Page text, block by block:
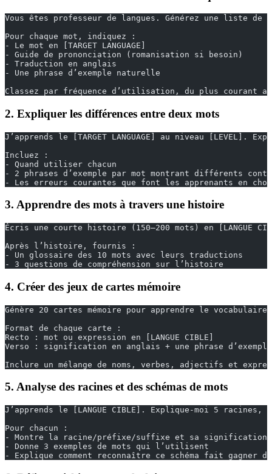
Vous êtes professeur de langues. Générez une liste de
Pour chaque mot, indiquez :
- Le mot en [TARGET LANGUAGE]
- Guide de prononciation (romanisation si besoin)
- Traduction en anglais
- Une phrase d’exemple naturelle
Classez par fréquence d’utilisation, du plus courant
2. Expliquer les différences entre deux mots
J’apprends le [TARGET LANGUAGE] au niveau [LEVEL].
Incluez :
- Quand utiliser chacun
- 2 phrases d’exemple par mot montrant différents
- Les erreurs courantes que font les apprenants en
3. Apprendre des mots à travers une histoire
Écris une courte histoire (150–200 mots) en [LANGUE
Après l’histoire, fournis :
- Un glossaire des 10 mots avec leurs traductions
- 3 questions de compréhension sur l’histoire
4. Créer des jeux de cartes mémoire
Génère 20 cartes mémoire pour apprendre le
Format de chaque carte :
Recto : mot ou expression en [LANGUE CIBLE]
Verso : signification en anglais + une phrase d’exemple
Inclure un mélange de noms, verbes, adjectifs et
5. Analyse des racines et des schémas de mots
J’apprends le [LANGUE CIBLE]. Explique-moi 5
Pour chacun :
- Montre la racine/préfixe/suffixe et sa signification
- Donne 3 exemples de mots qui l’utilisent
- Explique comment reconnaître ce schéma fait gagner